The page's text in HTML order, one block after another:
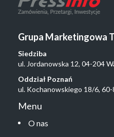
Grupa Marketingowa
Siedziba
ul. Jordanowska 12, 04-204
Oddział Poznań
ul. Kochanowskiego 18/6, 60-
Menu
O nas